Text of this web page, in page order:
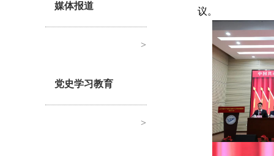
媒体报道
>
党史学习教育
>
议。